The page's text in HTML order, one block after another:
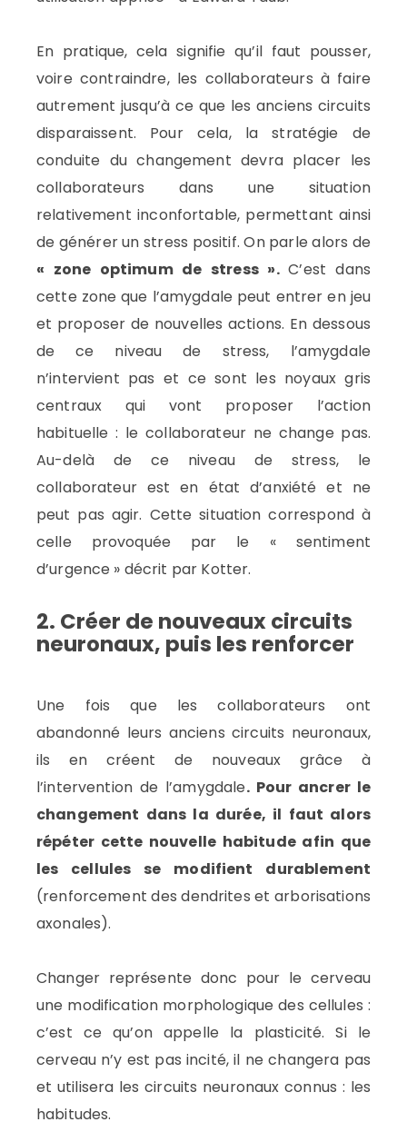
En pratique, cela signifie qu’il faut pousser,
voire contraindre, les collaborateurs à faire
autrement jusqu’à ce que les anciens circuits
disparaissent. Pour cela, la stratégie de
conduite du changement devra placer les
collaborateurs dans une situation
relativement inconfortable, permettant ainsi
de générer un stress positif. On parle alors de
« zone optimum de stress ».C’est dans
cette zone que l’amygdale peut entrer en jeu
et proposer de nouvelles actions. En dessous
de ce niveau de stress, l’amygdale
n’intervient pas et ce sont les noyaux gris
centraux qui vont proposer l’action
habituelle : le collaborateur ne change pas.
Au-delà de ce niveau de stress, le
collaborateur est en état d’anxiété et ne
peut pas agir. Cette situation correspond à
celle provoquée par le « sentiment
d’urgence » décrit par Kotter.
2. Créer de nouveaux circuits
neuronaux, puis les renforcer
Une fois que les collaborateurs ont
abandonné leurs anciens circuits neuronaux,
ils en créent de nouveaux grâce à
l’intervention de l’amygdale. Pour ancrer le
changement dans la durée, il faut alors
répéter cette nouvelle habitude afin que
les cellules se modifient durablement
(renforcement des dendrites et arborisations
axonales).
Changer représente donc pour le cerveau
une modification morphologique des cellules :
c’est ce qu’on appelle la plasticité. Si le
cerveau n’y est pas incité, il ne changera pas
et utilisera les circuits neuronaux connus : les
habitudes.